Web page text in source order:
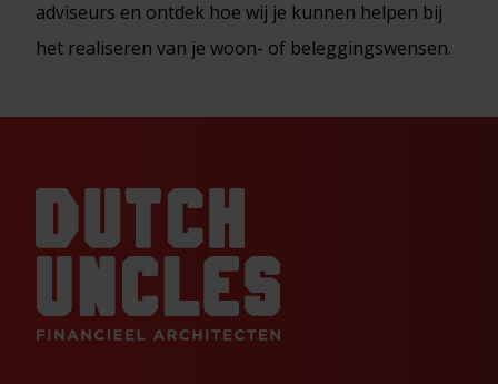
adviseurs en ontdek hoe wij je kunnen helpen bij
het realiseren van je woon- of beleggingswensen.